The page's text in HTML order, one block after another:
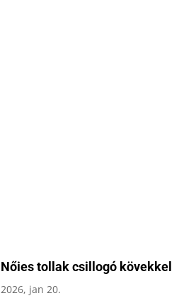
Nőies tollak csillogó kövekkel
2026, jan 20.